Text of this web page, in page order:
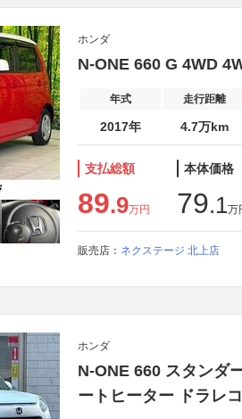
ホンダ
N-ONE 660 G 4WD
年式 走行距離
2017年 4.7万km
支払総額
89.9万円
本体価格
79.1万
販売店： ネクステージ 北上店
ホンダ
N-ONE 660 スタンダ
ートヒーター ドラレコ